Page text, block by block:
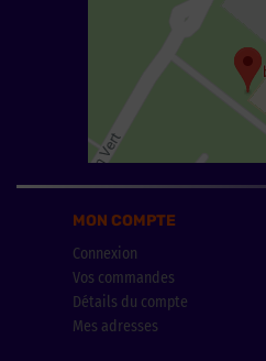
MON COMPTE
Connexion
Vos commandes
Détails du compte
Mes adresses